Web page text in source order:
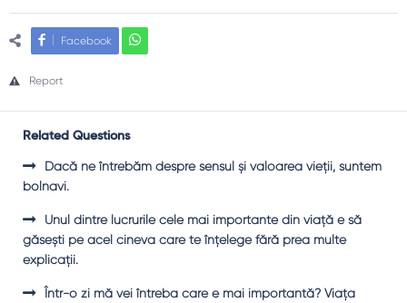
Facebook
Report
Related Questions
Dacă ne întrebăm despre sensul şi valoarea vieţii, suntem
bolnavi.
Unul dintre lucrurile cele mai importante din viaţă e să
găseşti pe acel cineva care te înţelege fără prea multe
explicaţii.
Într-o zi mă vei întreba care e mai importantă? Viaţa